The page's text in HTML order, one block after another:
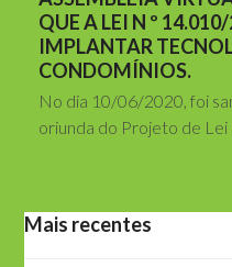
QUE A LEI N º
IMPLANTAR
CONDOMÍNIOS.
No dia 10/06/2020, foi
oriunda do Projeto de Lei
Mais recentes